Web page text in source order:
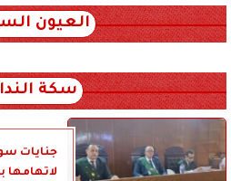
العيون
سكة
لاتهامها